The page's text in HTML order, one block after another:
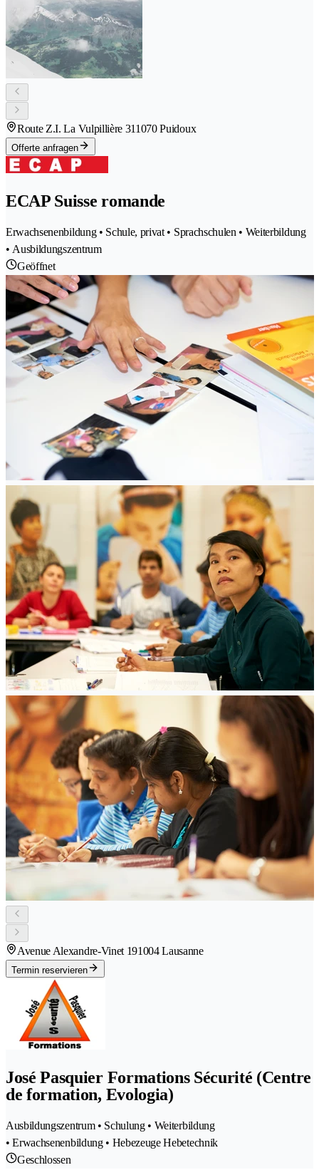
Route Z.I. La Vulpillière 311070 Puidoux
Offerte anfragen
ECAP Suisse romande
Erwachsenenbildung • Schule, privat • Sprachschulen • Weiterbildung
• Ausbildungszentrum
Geöffnet
Avenue Alexandre-Vinet 191004 Lausanne
Termin reservieren
José Pasquier Formations Sécurité (Centre
de formation, Evologia)
Ausbildungszentrum • Schulung • Weiterbildung
• Erwachsenenbildung • Hebezeuge Hebetechnik
Geschlossen